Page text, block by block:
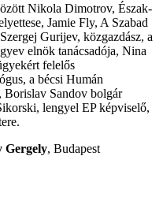
Nikola Dimotrov, Észak-
Jamie Fly, A Szabad
Gurijev, közgazdász, a
elnök tanácsadója, Nina
felelős
a bécsi Humán
Borislav Sandov bolgár
lengyel EP képviselő,
Gergely, Budapest